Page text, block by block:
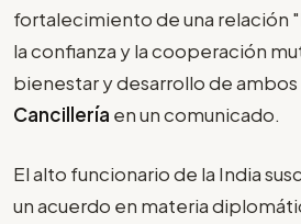
fortalecimiento de una relación
la confianza y la cooperación
bienestar y desarrollo de
Cancillería en un comunicado.
El alto funcionario de la India
un acuerdo en materia